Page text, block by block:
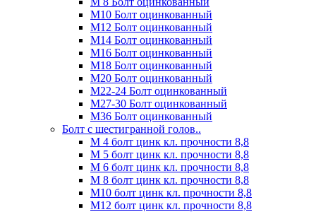
М10 Болт оцинкованный
М12 Болт оцинкованный
М14 Болт оцинкованный
М16 Болт оцинкованный
М18 Болт оцинкованный
М20 Болт оцинкованный
М22-24 Болт оцинкованный
М27-30 Болт оцинкованный
М36 Болт оцинкованный
Болт с шестигранной голов..
М 4 болт цинк кл. прочности 8,8
М 5 болт цинк кл. прочности 8,8
М 6 болт цинк кл. прочности 8,8
М 8 болт цинк кл. прочности 8,8
М10 болт цинк кл. прочности 8,8
М12 болт цинк кл. прочности 8,8